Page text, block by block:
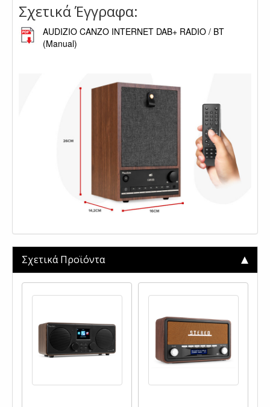
Σχετικά Έγγραφα:
AUDIZIO CANZO INTERNET DAB+ RADIO / BT
(Manual)
Σχετικά Προϊόντα